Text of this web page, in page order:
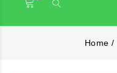
Home /